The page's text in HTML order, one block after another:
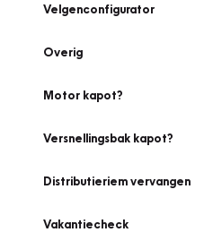
Velgenconfigurator
Overig
Motor kapot?
Versnellingsbak kapot?
Distributieriem vervangen
Vakantiecheck